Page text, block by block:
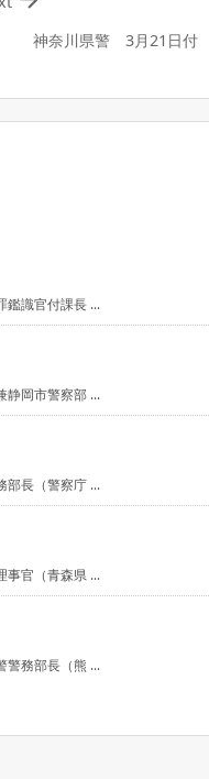
神奈川県警 3月21日
鑑識官付課長 ...
静岡市警察部 ...
部長（警察庁 ...
事官（青森県 ...
警務部長（熊 ...